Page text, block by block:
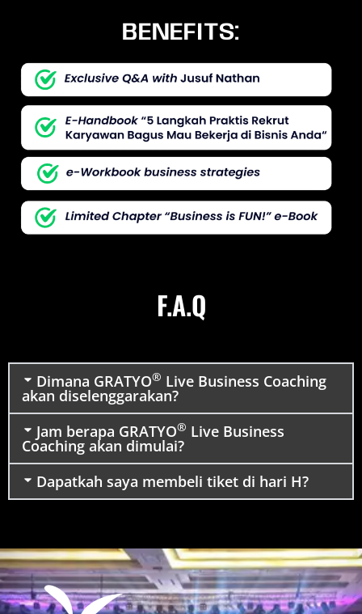
BENEFITS:
F.A.Q
Dimana GRATYO® Live Business Coaching
akan diselenggarakan?
Jam berapa GRATYO® Live Business
Coaching akan dimulai?
Dapatkah saya membeli tiket di hari H?